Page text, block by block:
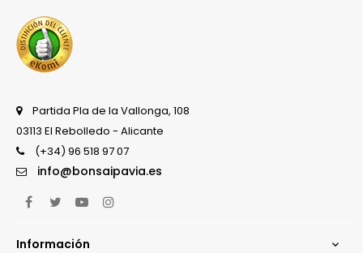
Partida Pla de la Vallonga, 108
03113 El Rebolledo - Alicante
(+34) 96 518 97 07
info@bonsaipavia.es
FacebookTwitterYouTube
Información 